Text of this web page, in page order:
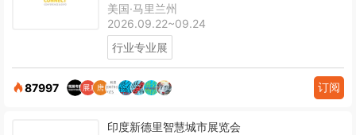
美国·马里兰州
2026.09.22~09.24
行业专业展
87997 订阅
印度新德里智慧城市展览会